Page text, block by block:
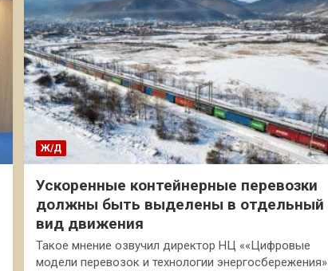
Ж/Д
Ускоренные контейнерные перевозки
должны быть выделены в отдельный
вид движения
Такое мнение озвучил директор НЦ ««Цифровые
модели перевозок и технологии энергосбережения»